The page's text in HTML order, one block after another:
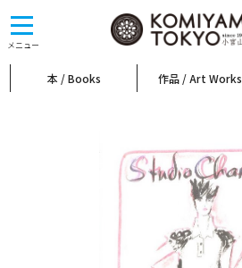
メニュー
toggle
navigation
本 / Books 作品 / Art Works